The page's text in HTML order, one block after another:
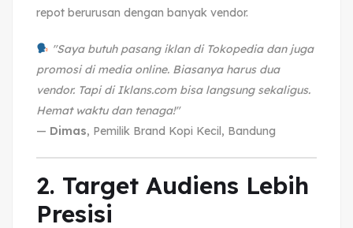
repot berurusan dengan banyak vendor.
"Saya butuh pasang iklan di Tokopedia dan juga
promosi di media online. Biasanya harus dua
vendor. Tapi di Iklans.com bisa langsung sekaligus.
Hemat waktu dan tenaga!"
— Dimas, Pemilik Brand Kopi Kecil, Bandung
2. Target Audiens Lebih
Presisi